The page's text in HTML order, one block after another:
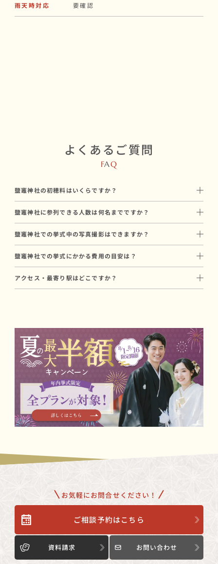
雨天時対応 要確認
よくあるご質問
FAQ
鹽竈神社の初穂料はいくらですか？
神社に直接お納めいただく挙式のお礼で、和婚スタイルのプラン
料金とは別途必要です。
鹽竈神社に参列できる人数は何名までですか？
参列人数に合わせたプランや会場のご提案も可能ですので、お気
鹽竈神社での挙式中の写真撮影はできますか？
撮影を重視される方には、撮影条件に合った神社のご提案も可能
ですので、お気軽にご相談ください。
鹽竈神社での挙式にかかる費用の目安は？
可能です。
アクセス・最寄り駅はどこですか？
お気軽にお問合せください！
ご相談予約はこちら
資料請求 お問い合わせ